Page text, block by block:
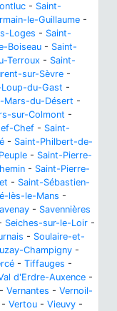
- Saint-
le-Guillaume -
Loges - Saint-
Boiseau - Saint-
Terroux - Saint-
sur-Sèvre -
Loup-du-Gast -
Mars-du-Désert -
sur-Colmont -
Chef - Saint-
- Saint-Philbert-de-
- Saint-Pierre-
- Saint-Pierre-
- Saint-Sébastien-
lès-le-Mans -
- Savennières
Seiches-sur-le-Loir -
- Soulaire-et-
Champigny -
- Tiffauges -
d'Erdre-Auxence -
- Vernantes - Vernoil-
- Vertou - Vieuvy -